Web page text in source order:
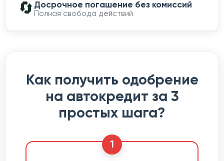
🔄 Досрочное погашение без комиссий
Полная свобода действий
Как получить одобрение
на автокредит за 3
простых шага?
1